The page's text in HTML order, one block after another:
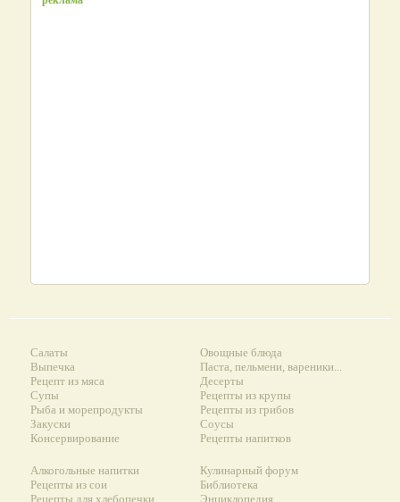
Салаты
Выпечка
Рецепт из мяса
Супы
Рыба и морепродукты
Закуски
Консервирование
Овощные блюда
Паста, пельмени, вареники...
Десерты
Рецепты из крупы
Рецепты из грибов
Соусы
Рецепты напитков
Алкогольные напитки
Рецепты из сои
Рецепты для хлебопечки
Кулинарный форум
Библиотека
Энциклопедия